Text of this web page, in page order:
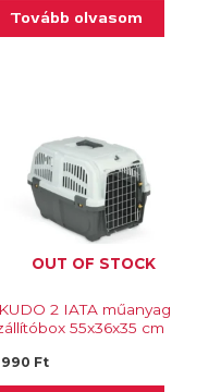
Tovább olvasom
OUT OF STOCK
2 IATA műanyag
55x36x35 cm
990 Ft